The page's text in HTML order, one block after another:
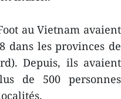
au Vietnam avaient
dans les provinces de
Depuis, ils avaient
de 500 personnes